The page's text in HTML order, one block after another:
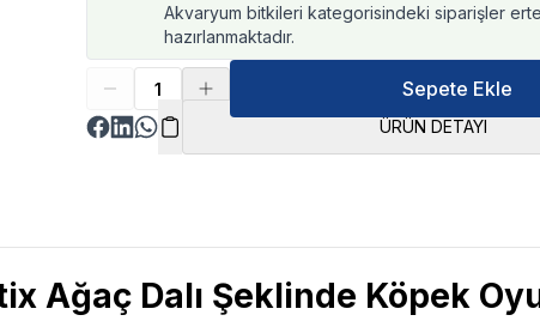
Akvaryum bitkileri kategorisindeki siparişler
hazırlanmaktadır.
Sepete Ekle
ÜRÜN DETAYI
Ağaç Dalı Şeklinde Köpek